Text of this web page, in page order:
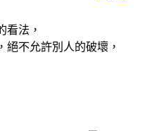
看法，
絕不允許別人的破壞，